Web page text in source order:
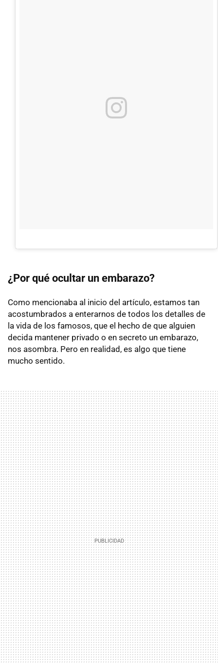
¿Por qué ocultar un embarazo?
Como mencionaba al inicio del artículo, estamos tan
acostumbrados a enterarnos de todos los detalles de
la vida de los famosos, que el hecho de que alguien
decida mantener privado o en secreto un embarazo,
nos asombra. Pero en realidad, es algo que tiene
mucho sentido.